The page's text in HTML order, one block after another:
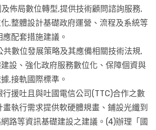
佈局數位轉型,提供技術顧問諮詢服務,
,整體設計基礎政府運營、流程及系統等
配套措施建議。
共數位發展策略及其應備相關技術法規,
設、強化政府服務數位化、保障個資與
,接軌國際標準。
行援吐且與吐國電信公司(TTC)合作之數
執行需求提供軟硬體規畫、鋪設光纖到
路等資訊基礎建設之建議。(4)辦理「國